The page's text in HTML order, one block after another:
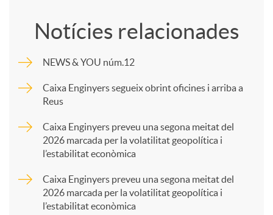
m
p
a
Notícies relacionades
NEWS & YOU núm.12
Caixa Enginyers segueix obrint oficines i arriba a
Reus
Caixa Enginyers preveu una segona meitat del
2026 marcada per la volatilitat geopolítica i
l’estabilitat econòmica
Caixa Enginyers preveu una segona meitat del
2026 marcada per la volatilitat geopolítica i
l’estabilitat econòmica